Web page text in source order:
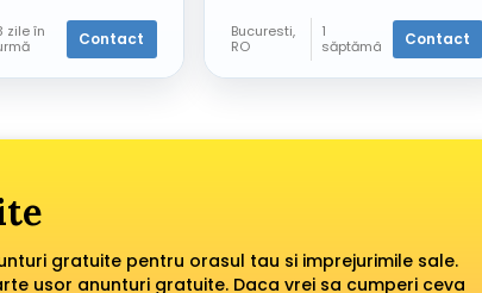
zile în
Contact
Bucuresti,
RO
servicii
1
săptămâ
urmă
Contact
gratuite pentru orasul tau si imprejurimile sale.
usor anunturi gratuite. Daca vrei sa cumperi ceva